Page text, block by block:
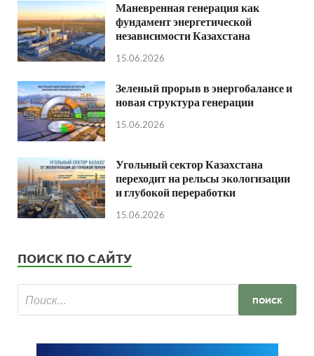
Маневренная генерация как
фундамент энергетической
независимости Казахстана
15.06.2026
Зеленый прорыв в энергобалансе и
новая структура генерации
15.06.2026
Угольный сектор Казахстана
переходит на рельсы экологизации
и глубокой переработки
15.06.2026
ПОИСК ПО САЙТУ